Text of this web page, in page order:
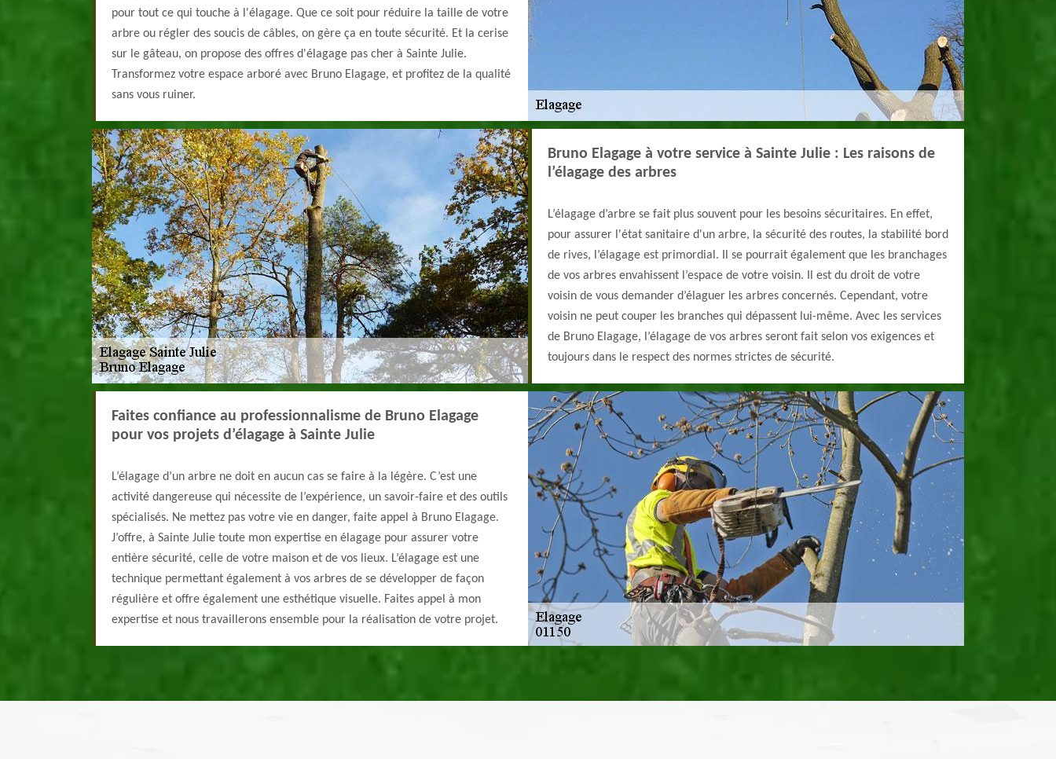
pour tout ce qui touche à l'élagage. Que ce soit pour réduire la taille de votre
arbre ou régler des soucis de câbles, on gère ça en toute sécurité. Et la cerise
sur le gâteau, on propose des offres d'élagage pas cher à Sainte Julie.
Transformez votre espace arboré avec Bruno Elagage, et profitez de la qualité
sans vous ruiner.
Bruno Elagage à votre service à Sainte Julie : Les raisons de
l’élagage des arbres
L’élagage d’arbre se fait plus souvent pour les besoins sécuritaires. En effet,
pour assurer l'état sanitaire d'un arbre, la sécurité des routes, la stabilité bord
de rives, l’élagage est primordial. Il se pourrait également que les branchages
de vos arbres envahissent l’espace de votre voisin. Il est du droit de votre
voisin de vous demander d’élaguer les arbres concernés. Cependant, votre
voisin ne peut couper les branches qui dépassent lui-même. Avec les services
de Bruno Elagage, l’élagage de vos arbres seront fait selon vos exigences et
toujours dans le respect des normes strictes de sécurité.
Faites confiance au professionnalisme de Bruno Elagage
pour vos projets d’élagage à Sainte Julie
L’élagage d’un arbre ne doit en aucun cas se faire à la légère. C’est une
activité dangereuse qui nécessite de l’expérience, un savoir-faire et des outils
spécialisés. Ne mettez pas votre vie en danger, faite appel à Bruno Elagage.
J’offre, à Sainte Julie toute mon expertise en élagage pour assurer votre
entière sécurité, celle de votre maison et de vos lieux. L’élagage est une
technique permettant également à vos arbres de se développer de façon
régulière et offre également une esthétique visuelle. Faites appel à mon
expertise et nous travaillerons ensemble pour la réalisation de votre projet.